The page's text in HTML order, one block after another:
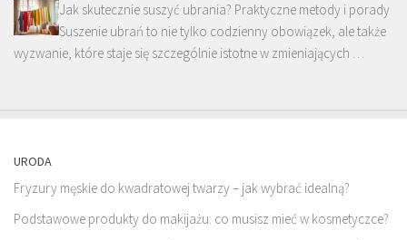
Jak skutecznie suszyć ubrania? Praktyczne metody i porady
Suszenie ubrań to nie tylko codzienny obowiązek, ale także
wyzwanie, które staje się szczególnie istotne w zmieniających …
URODA
Fryzury męskie do kwadratowej twarzy – jak wybrać idealną?
Podstawowe produkty do makijażu: co musisz mieć w kosmetyczce?